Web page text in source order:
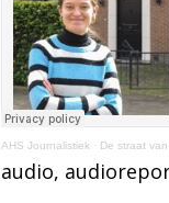
AHS Journalistiek · De straat
audio,